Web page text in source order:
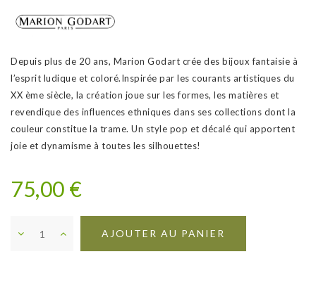
Depuis plus de 20 ans, Marion Godart crée des bijoux fantaisie à
l’esprit ludique et coloré.Inspirée par les courants artistiques du
XX ème siècle, la création joue sur les formes, les matières et
revendique des influences ethniques dans ses collections dont la
couleur constitue la trame. Un style pop et décalé qui apportent
joie et dynamisme à toutes les silhouettes!
75,00 €
AJOUTER AU PANIER